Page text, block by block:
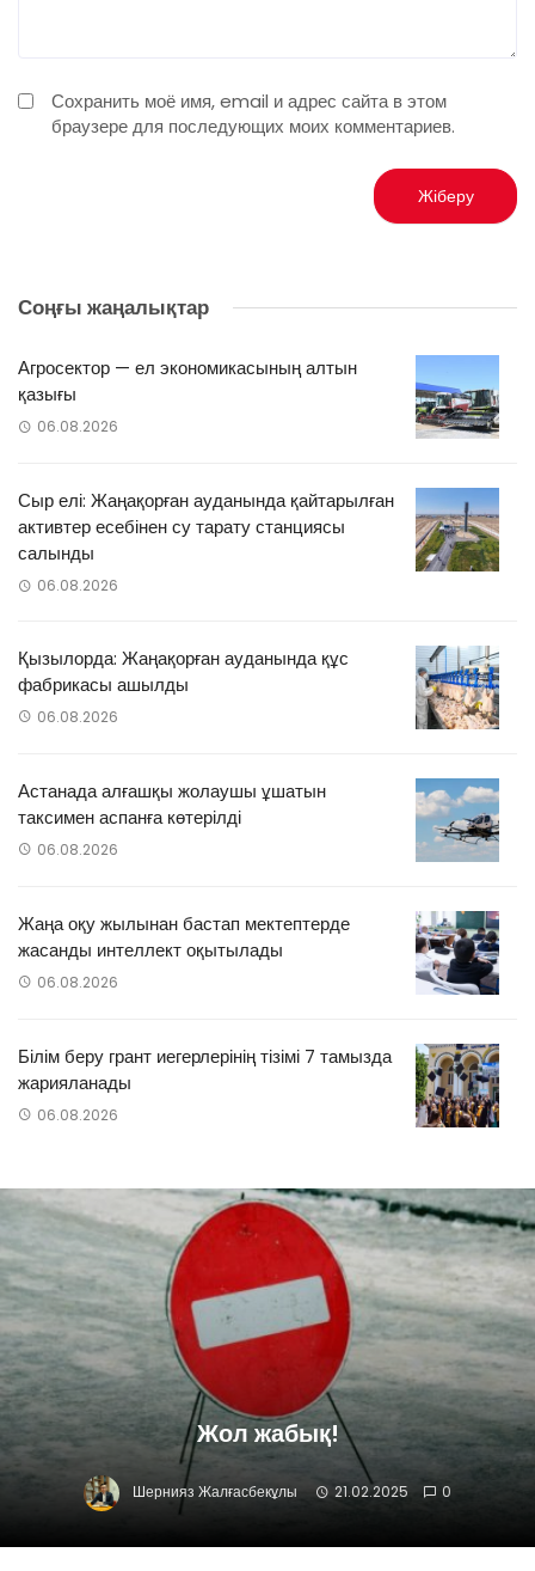
Сохранить моё имя, email и адрес сайта в этом
браузере для последующих моих комментариев.
Соңғы жаңалықтар
Агросектор — ел экономикасының алтын
қазығы
06.08.2026
Сыр елі: Жаңақорған ауданында қайтарылған
активтер есебінен су тарату станциясы
салынды
06.08.2026
Қызылорда: Жаңақорған ауданында құс
фабрикасы ашылды
06.08.2026
Астанада алғашқы жолаушы ұшатын
таксимен аспанға көтерілді
06.08.2026
Жаңа оқу жылынан бастап мектептерде
жасанды интеллект оқытылады
06.08.2026
Білім беру грант иегерлерінің тізімі 7 тамызда
жарияланады
06.08.2026
Жол жабық!
Шернияз Жалғасбекұлы 21.02.2025 0